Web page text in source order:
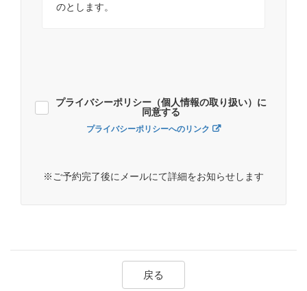
のとします。
プライバシーポリシー（個人情報の取り扱い）に
同意する
プライバシーポリシーへのリンク
※ご予約完了後にメールにて詳細をお知らせします
戻る